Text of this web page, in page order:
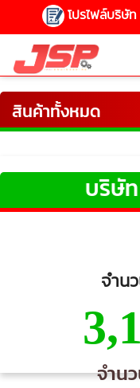
โปรไฟล์บริษัท
สินค้าทั้งหมด
บริษัท
จำน
จำน